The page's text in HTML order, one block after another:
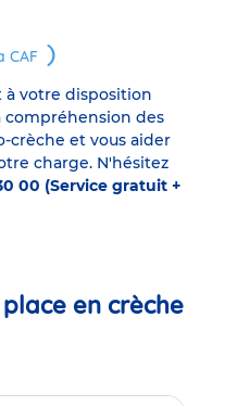
CAF
à votre disposition
compréhension des
crèche et vous aider
charge. N'hésitez
00 (Service gratuit +
en crèche